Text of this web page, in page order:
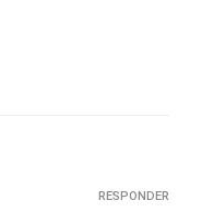
RESPONDER